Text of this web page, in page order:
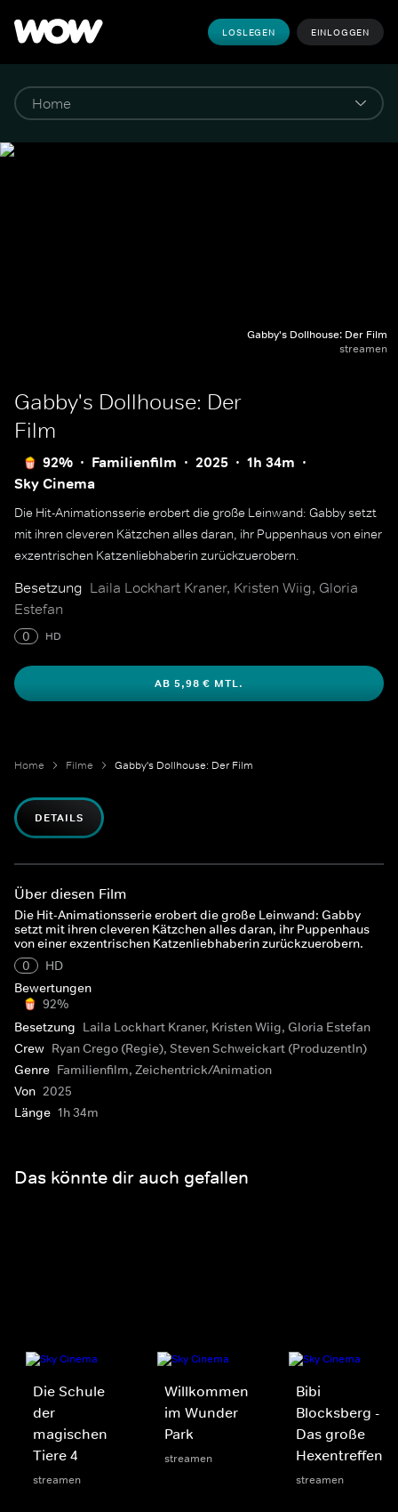
LOSLEGEN EINLOGGEN
Gabby's Dollhouse: Der Film
streamen
Gabby's Dollhouse: Der
Film
92% Familienfilm 2025
1h 34m
Sky Cinema
Die Hit-Animationsserie erobert die große Leinwand: Gabby setzt
mit ihren cleveren Kätzchen alles daran, ihr Puppenhaus von einer
exzentrischen Katzenliebhaberin zurückzuerobern.
Besetzung Laila Lockhart Kraner, Kristen Wiig, Gloria
Estefan
0 HD
AB 5,98 € MTL.
Home Filme Gabby's Dollhouse: Der Film
DETAILS
Über diesen Film
Die Hit-Animationsserie erobert die große Leinwand: Gabby
setzt mit ihren cleveren Kätzchen alles daran, ihr Puppenhaus
von einer exzentrischen Katzenliebhaberin zurückzuerobern.
0
HD
Bewertungen
92%
Besetzung Laila Lockhart Kraner, Kristen Wiig, Gloria Estefan
Crew Ryan Crego (Regie), Steven Schweickart (ProduzentIn)
Genre Familienfilm, Zeichentrick/Animation
Von 2025
Länge 1h 34m
Das könnte dir auch gefallen
Die Schule
der
magischen
Tiere 4
streamen
Willkommen
im Wunder
Park
streamen
Bibi
Blocksberg -
Das große
Hexentreffen
streamen